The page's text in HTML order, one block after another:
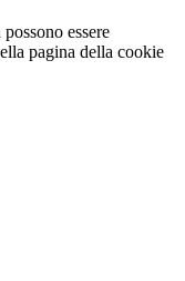
essere
pagina della cookie